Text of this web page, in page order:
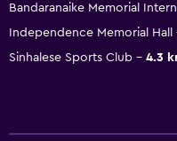
Bandaranaike Memorial
Independence Memorial Hall
Sinhalese Sports Club
4.3